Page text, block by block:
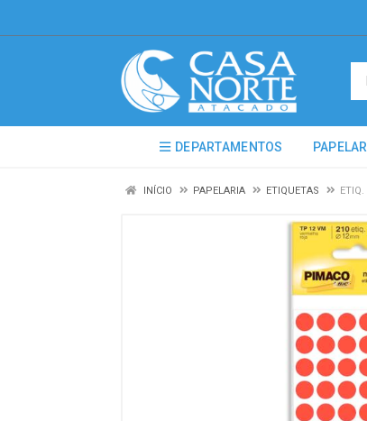
DEPARTAMENTOS
INÍCIO PAPELARIA ETIQUETAS